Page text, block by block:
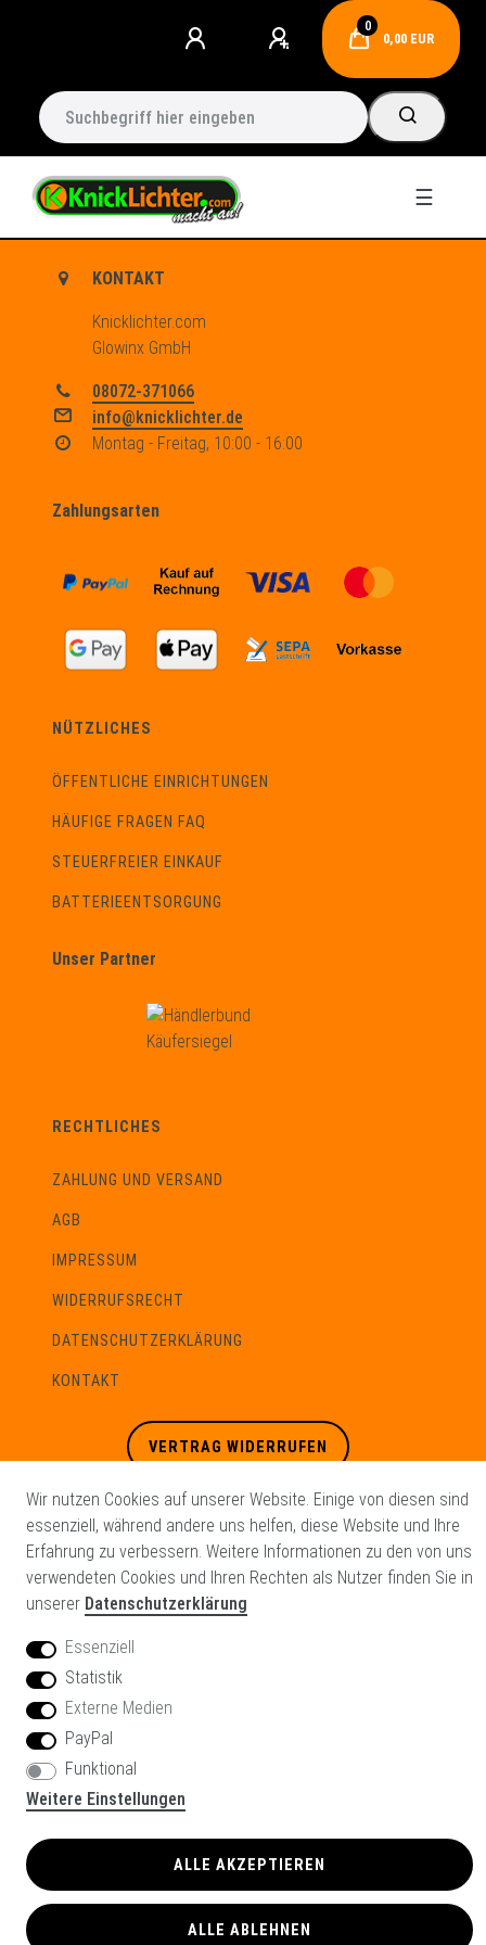
0
0,00 EUR
☰
KONTAKT
Knicklichter.com
Glowinx GmbH
08072-371066
info@knicklichter.de
Montag - Freitag, 10:00 - 16:00
Zahlungsarten
NÜTZLICHES
ÖFFENTLICHE EINRICHTUNGEN
HÄUFIGE FRAGEN FAQ
STEUERFREIER EINKAUF
BATTERIEENTSORGUNG
Unser Partner
RECHTLICHES
ZAHLUNG UND VERSAND
AGB
IMPRESSUM
WIDERRUFSRECHT
DATENSCHUTZERKLÄRUNG
KONTAKT
VERTRAG WIDERRUFEN
NEWSLETTER
Sie können den Newsletter jederzeit kostenlos
abbestellen.
E-MAIL **
Newsletter
Honig
Hiermit bestätige ich, dass ich die
habe. Meine Einwilligung kann ich jederzeit widerrufen.**
** Hierbei handelt es sich um ein Pflichtfeld.
Glowinx GmbH
Wir nutzen Cookies auf unserer Website. Einige von diesen sind
essenziell, während andere uns helfen, diese Website und Ihre
Erfahrung zu verbessern. Weitere Informationen zu den von uns
verwendeten Cookies und Ihren Rechten als Nutzer finden Sie in
unserer Datenschutzerklärung
Essenziell
Statistik
Externe Medien
PayPal
Funktional
Weitere Einstellungen
ALLE AKZEPTIEREN
ALLE ABLEHNEN